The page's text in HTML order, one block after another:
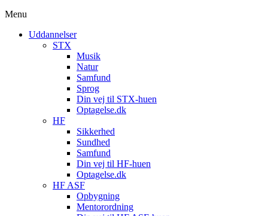
Menu
Uddannelser
STX
Musik
Natur
Samfund
Sprog
Din vej til STX-huen
Optagelse.dk
HF
Sikkerhed
Sundhed
Samfund
Din vej til HF-huen
Optagelse.dk
HF ASF
Opbygning
Mentorordning